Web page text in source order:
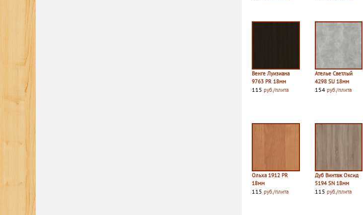
Венге Луизиана
9763 PR 18мм
115 руб./плита
Ателье Светлый
4298 SU 18мм
154 руб./плита
Ольха 1912 PR
18мм
115 руб./плита
Дуб Винтаж Оксид
5194 SN 18мм
115 руб./плита